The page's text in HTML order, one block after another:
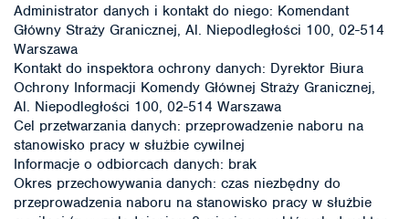
Administrator danych i kontakt do niego: Komendant
Główny Straży Granicznej, Al. Niepodległości 100, 02-514
Warszawa
Kontakt do inspektora ochrony danych: Dyrektor Biura
Ochrony Informacji Komendy Głównej Straży Granicznej,
Al. Niepodległości 100, 02-514 Warszawa
Cel przetwarzania danych: przeprowadzenie naboru na
stanowisko pracy w służbie cywilnej
Informacje o odbiorcach danych: brak
Okres przechowywania danych: czas niezbędny do
przeprowadzenia naboru na stanowisko pracy w służbie